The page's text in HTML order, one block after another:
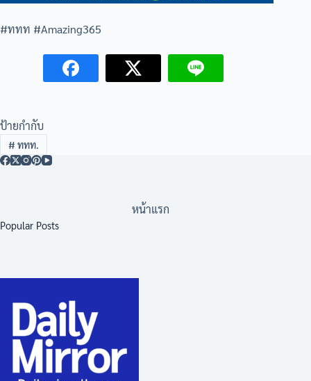
#ททท #Amazing365
ป้ายกำกับ
# ททท.
หน้าแรก
Popular Posts